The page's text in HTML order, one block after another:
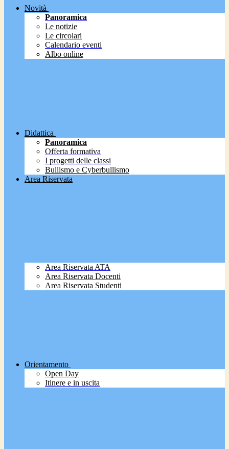
Novità
Panoramica
Le notizie
Le circolari
Calendario eventi
Albo online
Didattica
Panoramica
Offerta formativa
I progetti delle classi
Bullismo e Cyberbullismo
Area Riservata
Area Riservata ATA
Area Riservata Docenti
Area Riservata Studenti
Orientamento
Open Day
Itinere e in uscita